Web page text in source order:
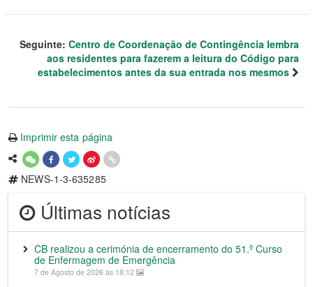
Seguinte: Centro de Coordenação de Contingência lembra
aos residentes para fazerem a leitura do Código para
estabelecimentos antes da sua entrada nos mesmos
Imprimir esta página
NEWS-1-3-635285
Últimas notícias
CB realizou a cerimónia de encerramento do 51.º Curso
de Enfermagem de Emergência
7 de Agosto de 2026 às 18:12